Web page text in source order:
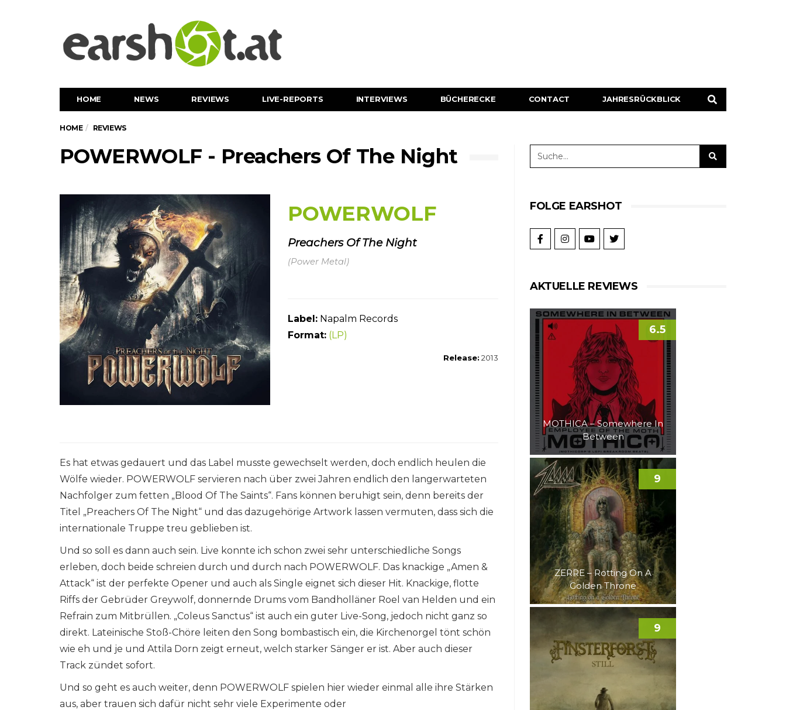
HOME NEWS REVIEWS LIVE-REPORTS INTERVIEWS BÜCHERECKE CONTACT JAHRESRÜCKBLICK
HOME REVIEWS
POWERWOLF - Preachers Of The Night
POWERWOLF
Preachers Of The Night
(Power Metal)
Label: Napalm Records
Format: (LP)
Release: 2013
Es hat etwas gedauert und das Label musste gewechselt werden, doch endlich heulen die
Wölfe wieder. POWERWOLF servieren nach über zwei Jahren endlich den langerwarteten
Nachfolger zum fetten „Blood Of The Saints“. Fans können beruhigt sein, denn bereits der
Titel „Preachers Of The Night“ und das dazugehörige Artwork lassen vermuten, dass sich die
internationale Truppe treu geblieben ist.
Und so soll es dann auch sein. Live konnte ich schon zwei sehr unterschiedliche Songs
erleben, doch beide schreien durch und durch nach POWERWOLF. Das knackige „Amen &
Attack“ ist der perfekte Opener und auch als Single eignet sich dieser Hit. Knackige, flotte
Riffs der Gebrüder Greywolf, donnernde Drums vom Bandholläner Roel van Helden und ein
Refrain zum Mitbrüllen. „Coleus Sanctus“ ist auch ein guter Live-Song, jedoch nicht ganz so
direkt. Lateinische Stoß-Chöre leiten den Song bombastisch ein, die Kirchenorgel tönt schön
wie eh und je und Attila Dorn zeigt erneut, welch starker Sänger er ist. Aber auch dieser
Track zündet sofort.
Und so geht es auch weiter, denn POWERWOLF spielen hier wieder einmal alle ihre Stärken
aus, aber trauen sich dafür nicht sehr viele Experimente oder
FOLGE EARSHOT
AKTUELLE REVIEWS
MOTHICA – Somewhere In
Between
6.5
ZERRE – Rotting On A
Golden Throne
9
9